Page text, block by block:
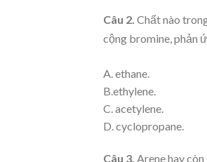
Câu 2. Chất nào
cộng bromine, phản
A. ethane.
B.ethylene.
C. acetylene.
D. cyclopropane.
Câu 3. Arene hay